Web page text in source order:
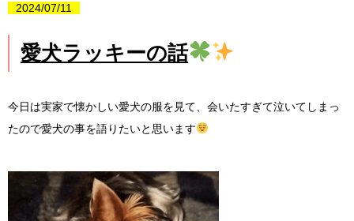
2024/07/11
愛犬ラッキーの話
今日は実家で懐かしい愛犬の服を見て、会いたすぎて泣いてしまっ
たので愛犬の事を語りたいと思います